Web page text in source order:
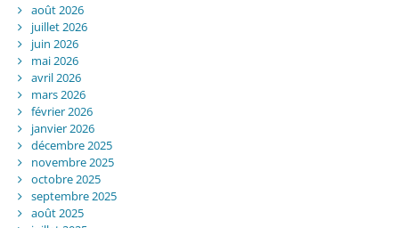
août 2026
juillet 2026
juin 2026
mai 2026
avril 2026
mars 2026
février 2026
janvier 2026
décembre 2025
novembre 2025
octobre 2025
septembre 2025
août 2025